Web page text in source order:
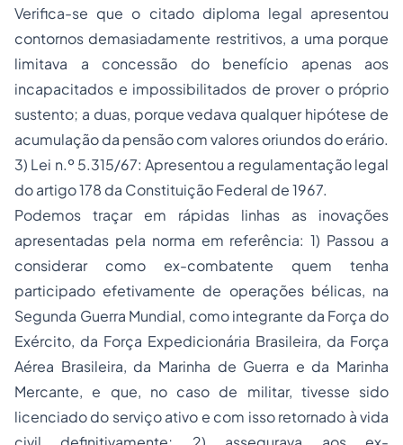
Verifica-se que o citado diploma legal apresentou
contornos demasiadamente restritivos, a uma porque
limitava a concessão do benefício apenas aos
incapacitados e impossibilitados de prover o próprio
sustento; a duas, porque vedava qualquer hipótese de
acumulação da pensão com valores oriundos do erário.
3) Lei n.º 5.315/67: Apresentou a regulamentação legal
do artigo 178 da Constituição Federal de 1967.
Podemos traçar em rápidas linhas as inovações
apresentadas pela norma em referência: 1) Passou a
considerar como ex-combatente quem tenha
participado efetivamente de operações bélicas, na
Segunda Guerra Mundial, como integrante da Força do
Exército, da Força Expedicionária Brasileira, da Força
Aérea Brasileira, da Marinha de Guerra e da Marinha
Mercante, e que, no caso de militar, tivesse sido
licenciado do serviço ativo e com isso retornado à vida